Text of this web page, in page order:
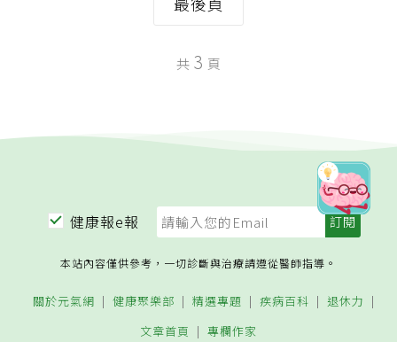
共 3 頁
健康報e報
本站內容僅供參考，一切診斷與治療請遵從醫師指導。
關於元氣網 健康聚樂部 精選專題 疾病百科
退休力
文章首頁
專欄作家